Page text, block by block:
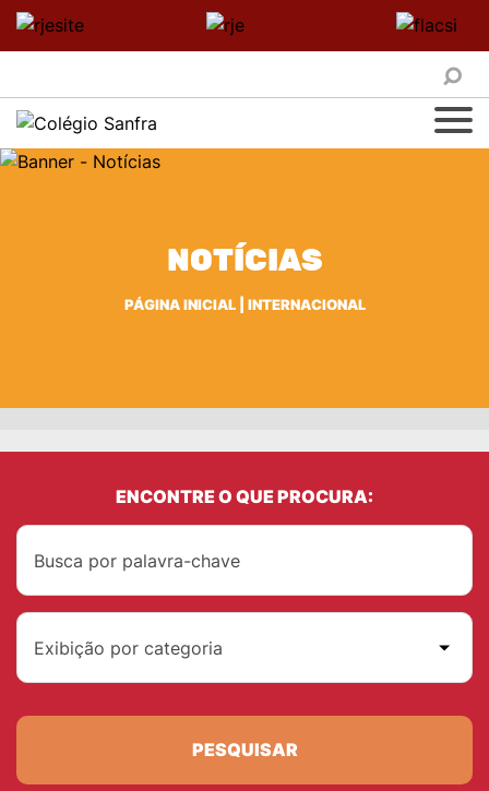
NOTÍCIAS
PÁGINA INICIAL| INTERNACIONAL
ENCONTRE O QUE PROCURA:
Exibição por categoria
PESQUISAR